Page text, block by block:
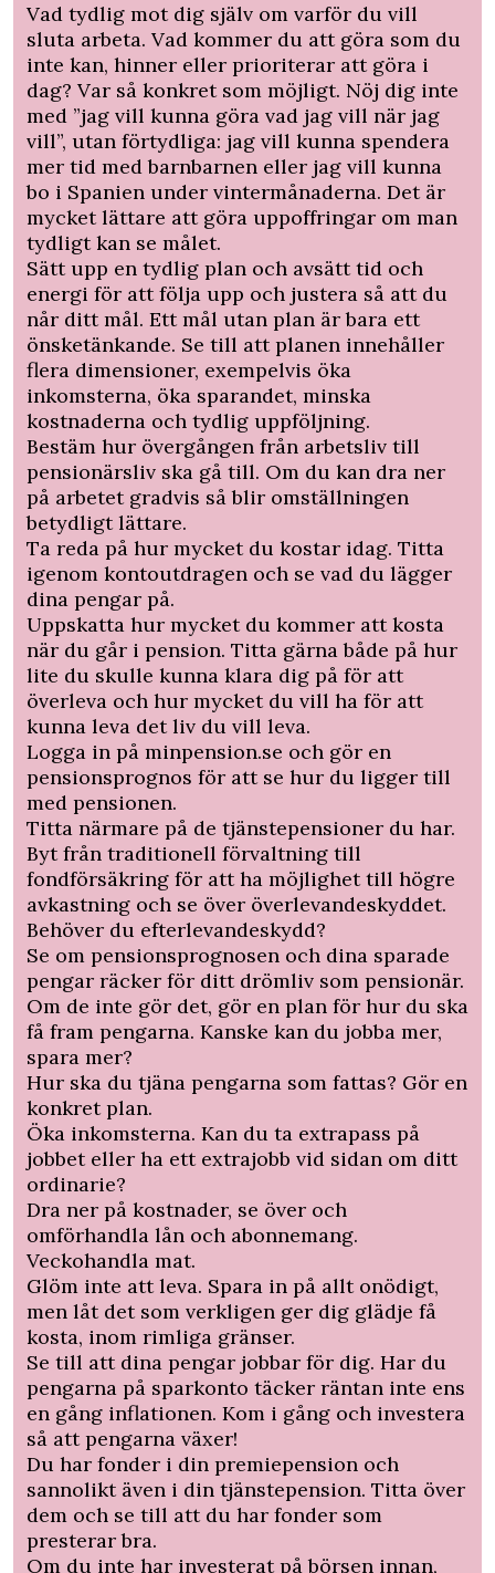
Vad tydlig mot dig själv om varför du vill
sluta arbeta. Vad kommer du att göra som du
inte kan, hinner eller prioriterar att göra i
dag? Var så konkret som möjligt. Nöj dig inte
med ”jag vill kunna göra vad jag vill när jag
vill”, utan förtydliga: jag vill kunna spendera
mer tid med barnbarnen eller jag vill kunna
bo i Spanien under vintermånaderna. Det är
mycket lättare att göra uppoffringar om man
tydligt kan se målet.
Sätt upp en tydlig plan och avsätt tid och
energi för att följa upp och justera så att du
når ditt mål. Ett mål utan plan är bara ett
önsketänkande. Se till att planen innehåller
flera dimensioner, exempelvis öka
inkomsterna, öka sparandet, minska
kostnaderna och tydlig uppföljning.
Bestäm hur övergången från arbetsliv till
pensionärsliv ska gå till. Om du kan dra ner
på arbetet gradvis så blir omställningen
betydligt lättare.
Ta reda på hur mycket du kostar idag. Titta
igenom kontoutdragen och se vad du lägger
dina pengar på.
Uppskatta hur mycket du kommer att kosta
när du går i pension. Titta gärna både på hur
lite du skulle kunna klara dig på för att
överleva och hur mycket du vill ha för att
kunna leva det liv du vill leva.
Logga in på minpension.se och gör en
pensionsprognos för att se hur du ligger till
med pensionen.
Titta närmare på de tjänstepensioner du har.
Byt från traditionell förvaltning till
fondförsäkring för att ha möjlighet till högre
avkastning och se över överlevandeskyddet.
Behöver du efterlevandeskydd?
Se om pensionsprognosen och dina sparade
pengar räcker för ditt drömliv som pensionär.
Om de inte gör det, gör en plan för hur du ska
få fram pengarna. Kanske kan du jobba mer,
spara mer?
Hur ska du tjäna pengarna som fattas? Gör en
konkret plan.
Öka inkomsterna. Kan du ta extrapass på
jobbet eller ha ett extrajobb vid sidan om ditt
ordinarie?
Dra ner på kostnader, se över och
omförhandla lån och abonnemang.
Veckohandla mat.
Glöm inte att leva. Spara in på allt onödigt,
men låt det som verkligen ger dig glädje få
kosta, inom rimliga gränser.
Se till att dina pengar jobbar för dig. Har du
pengarna på sparkonto täcker räntan inte ens
en gång inflationen. Kom i gång och investera
så att pengarna växer!
Du har fonder i din premiepension och
sannolikt även i din tjänstepension. Titta över
dem och se till att du har fonder som
presterar bra.
Om du inte har investerat på börsen innan,